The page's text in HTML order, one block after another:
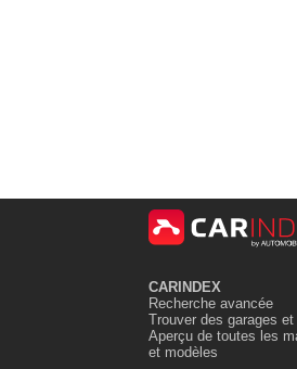
CARINDEX
Recherche avancée
Trouver des garages
Aperçu de toutes les
et modèles